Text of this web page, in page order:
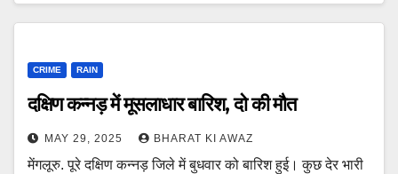
CRIME RAIN
दक्षिण कन्नड़ में मूसलाधार बारिश, दो की मौत
MAY 29, 2025 BHARAT KI AWAZ
मेंगलूरु. पूरे दक्षिण कन्नड़ जिले में बुधवार को बारिश हुई। कुछ देर भारी